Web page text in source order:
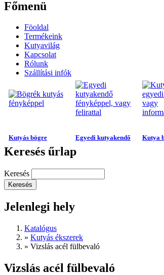
Főmenü
Föoldal
Termékeink
Kutyavilág
Kapcsolat
Rólunk
Szállítási infók
Kutyás bögre Egyedi kutyakendő Kutya
Keresés űrlap
Keresés
Jelenlegi hely
Katalógus
» Kutyás ékszerek
» Vizslás acél fülbevaló
Vizslás acél fülbevaló